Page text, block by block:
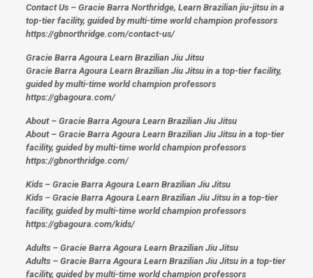
Contact Us – Gracie Barra Northridge, Learn Brazilian jiu-jitsu in a
top-tier facility, guided by multi-time world champion professors
https://gbnorthridge.com/contact-us/
Gracie Barra Agoura Learn Brazilian Jiu Jitsu
Gracie Barra Agoura Learn Brazilian Jiu Jitsu in a top-tier facility,
guided by multi-time world champion professors
https://gbagoura.com/
About – Gracie Barra Agoura Learn Brazilian Jiu Jitsu
About – Gracie Barra Agoura Learn Brazilian Jiu Jitsu in a top-tier
facility, guided by multi-time world champion professors
https://gbnorthridge.com/
Kids – Gracie Barra Agoura Learn Brazilian Jiu Jitsu
Kids – Gracie Barra Agoura Learn Brazilian Jiu Jitsu in a top-tier
facility, guided by multi-time world champion professors
https://gbagoura.com/kids/
Adults – Gracie Barra Agoura Learn Brazilian Jiu Jitsu
Adults – Gracie Barra Agoura Learn Brazilian Jiu Jitsu in a top-tier
facility, guided by multi-time world champion professors